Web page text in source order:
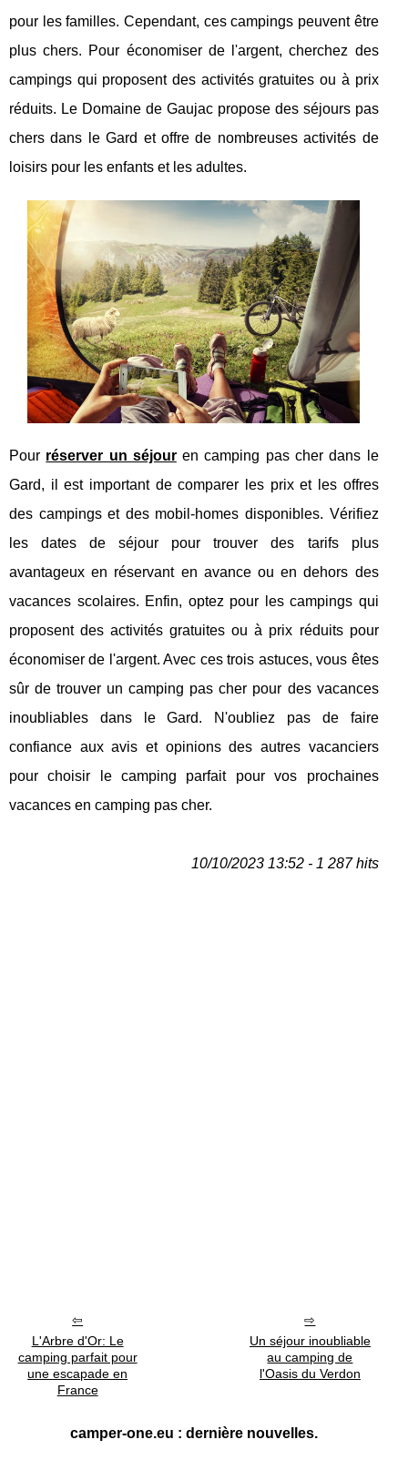
pour les familles. Cependant, ces campings peuvent être
plus chers. Pour économiser de l'argent, cherchez des
campings qui proposent des activités gratuites ou à prix
réduits. Le Domaine de Gaujac propose des séjours pas
chers dans le Gard et offre de nombreuses activités de
loisirs pour les enfants et les adultes.
Pour réserver un séjouren camping pas cher dans le
Gard, il est important de comparer les prix et les offres
des campings et des mobil-homes disponibles. Vérifiez
les dates de séjour pour trouver des tarifs plus
avantageux en réservant en avance ou en dehors des
vacances scolaires. Enfin, optez pour les campings qui
proposent des activités gratuites ou à prix réduits pour
économiser de l'argent. Avec ces trois astuces, vous êtes
sûr de trouver un camping pas cher pour des vacances
inoubliables dans le Gard. N'oubliez pas de faire
confiance aux avis et opinions des autres vacanciers
pour choisir le camping parfait pour vos prochaines
vacances en camping pas cher.
10/10/2023 13:52 - 1 287 hits
L'Arbre d'Or: Le
camping parfait pour
une escapade en
France
Un séjour inoubliable
au camping de
l'Oasis du Verdon
camper-one.eu : dernière nouvelles.